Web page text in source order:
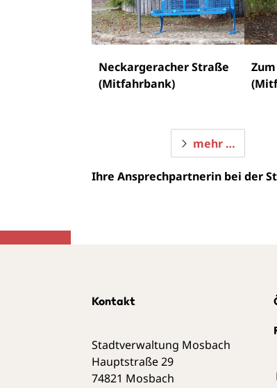
Neckargeracher Straße
(Mitfahrbank)
mehr …
Ihre Ansprechpartnerin bei der
Kontakt
Stadtverwaltung Mosbach
Hauptstraße 29
74821 Mosbach